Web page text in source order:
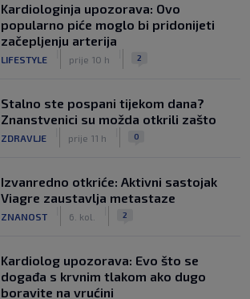
Kardiologinja upozorava: Ovo
popularno piće moglo bi pridonijeti
začepljenju arterija
LIFESTYLE prije 10 h 2
Stalno ste pospani tijekom dana?
Znanstvenici su možda otkrili zašto
ZDRAVLJE prije 11 h 0
Izvanredno otkriće: Aktivni sastojak
Viagre zaustavlja metastaze
ZNANOST 6. kol. 2
Kardiolog upozorava: Evo što se
događa s krvnim tlakom ako dugo
boravite na vrućini